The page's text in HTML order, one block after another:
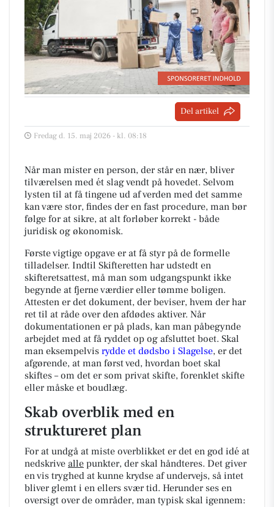
Del artikel
Fredag d. 15. maj 2026 - kl. 08:18
Når man mister en person, der står en nær, bliver
tilværelsen med ét slag vendt på hovedet. Selvom
lysten til at få tingene ud af verden med det samme
kan være stor, findes der en fast procedure, man bør
følge for at sikre, at alt forløber korrekt - både
juridisk og økonomisk.
Første vigtige opgave er at få styr på de formelle
tilladelser. Indtil Skifteretten har udstedt en
skifteretsattest, må man som udgangspunkt ikke
begynde at fjerne værdier eller tømme boligen.
Attesten er det dokument, der beviser, hvem der har
ret til at råde over den afdødes aktiver. Når
dokumentationen er på plads, kan man påbegynde
arbejdet med at få ryddet op og afsluttet boet. Skal
man eksempelvis rydde et dødsbo i Slagelse, er det
afgørende, at man først ved, hvordan boet skal
skiftes – om det er som privat skifte, forenklet skifte
eller måske et boudlæg.
Skab overblik med en
struktureret plan
For at undgå at miste overblikket er det en god idé at
nedskrive alle punkter, der skal håndteres. Det giver
en vis tryghed at kunne krydse af undervejs, så intet
bliver glemt i en ellers svær tid. Herunder ses en
oversigt over de områder, man typisk skal igennem: